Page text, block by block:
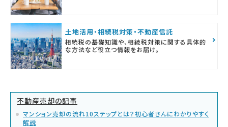
土地活用・相続税対策・不動産信託
相続税の基礎知識や、相続税対策に関する具体的
な方法など役立つ情報をお届け。
不動産売却の記事
マンション売却の流れ10ステップとは？初心者さんにわかりやすく
解説